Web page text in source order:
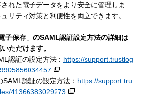
れた電子データをより安全に管理しま
リティ対策と利便性を両立できます。
子保存」のSAML認証設定方法の詳細は
ただけます。
認証の設定方法： https://support.trustlog
SAML認証の設定方法： https://support.tru
41366383029273